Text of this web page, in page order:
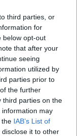
third parties, or
for
below opt-out
that after your
seeing
utilized by
parties prior to
the further
third parties on the
information may
the IAB’s List of
it to other
dono.
Elena
cultura del dono”
e alla dottoressa
e Promozione della
Toscana nord ovest,
l’impegno nel
e della